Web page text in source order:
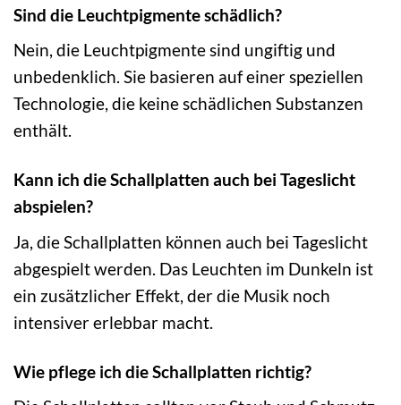
Sind die Leuchtpigmente schädlich?
Nein, die Leuchtpigmente sind ungiftig und
unbedenklich. Sie basieren auf einer speziellen
Technologie, die keine schädlichen Substanzen
enthält.
Kann ich die Schallplatten auch bei Tageslicht
abspielen?
Ja, die Schallplatten können auch bei Tageslicht
abgespielt werden. Das Leuchten im Dunkeln ist
ein zusätzlicher Effekt, der die Musik noch
intensiver erlebbar macht.
Wie pflege ich die Schallplatten richtig?